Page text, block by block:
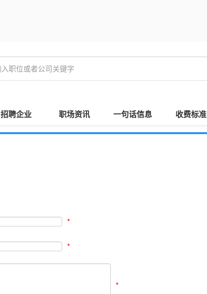
招聘企业 职场资讯 一句话信息 收费标准
*
*
*